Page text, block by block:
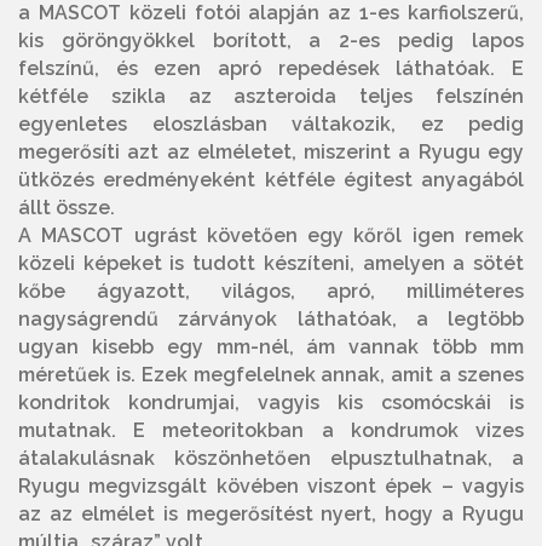
a MASCOT közeli fotói alapján az 1-es karfiolszerű,
kis göröngyökkel borított, a 2-es pedig lapos
felszínű, és ezen apró repedések láthatóak. E
kétféle szikla az aszteroida teljes felszínén
egyenletes eloszlásban váltakozik, ez pedig
megerősíti azt az elméletet, miszerint a Ryugu egy
ütközés eredményeként kétféle égitest anyagából
állt össze.
A MASCOT ugrást követően egy kőről igen remek
közeli képeket is tudott készíteni, amelyen a sötét
kőbe ágyazott, világos, apró, milliméteres
nagyságrendű zárványok láthatóak, a legtöbb
ugyan kisebb egy mm-nél, ám vannak több mm
méretűek is. Ezek megfelelnek annak, amit a szenes
kondritok kondrumjai, vagyis kis csomócskái is
mutatnak. E meteoritokban a kondrumok vizes
átalakulásnak köszönhetően elpusztulhatnak, a
Ryugu megvizsgált kövében viszont épek – vagyis
az az elmélet is megerősítést nyert, hogy a Ryugu